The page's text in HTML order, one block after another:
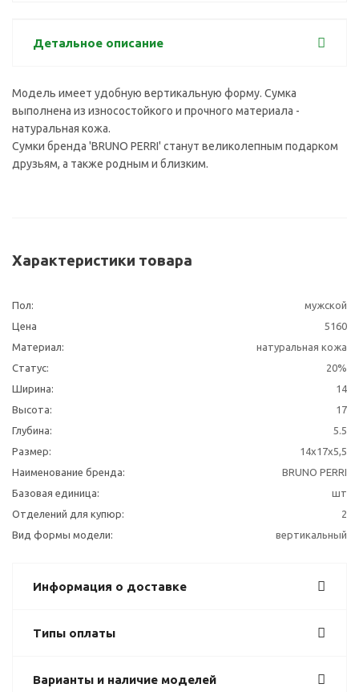
Детальное описание
Модель имеет удобную вертикальную форму. Сумка
выполнена из износостойкого и прочного материала -
натуральная кожа.
Сумки бренда 'BRUNO PERRI' станут великолепным подарком
друзьям, а также родным и близким.
Характеристики товара
Пол:
мужской
Цена
5160
Материал:
натуральная кожа
Статус:
20%
Ширина:
14
Высота:
17
Глубина:
5.5
Размер:
14x17x5,5
Наименование бренда:
BRUNO PERRI
Базовая единица:
шт
Отделений для купюр:
2
Вид формы модели:
вертикальный
Информация о доставке
Типы оплаты
Варианты и наличие моделей